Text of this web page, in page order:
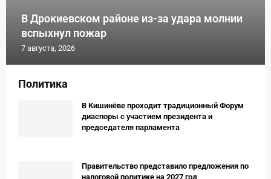
В Дрокиевском районе из-за удара молнии
вспыхнул пожар
7 августа, 2026
Политика
В Кишинёве проходит традиционный Форум
диаспоры с участием президента и
председателя парламента
Правительство представило предложения по
налоговой политике на 2027 год